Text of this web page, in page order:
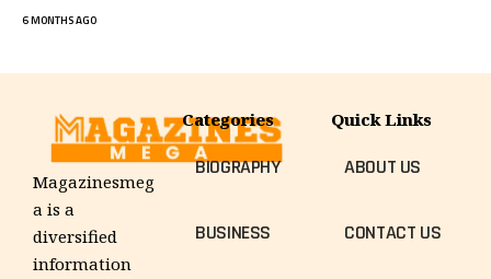
6 MONTHS AGO
Magazinesmeg
a is a
diversified
information
Categories
BIOGRAPHY
BUSINESS
Quick Links
ABOUT US
CONTACT US